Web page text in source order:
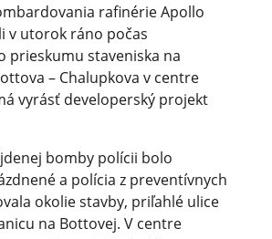
rafinérie Apollo
v utorok ráno počas
prieskumu staveniska na
– Chalupkova v centre
vyrásť developerský projekt
bomby polícii bolo
a polícia z preventívnych
okolie stavby, priľahlé ulice
na Bottovej. V centre